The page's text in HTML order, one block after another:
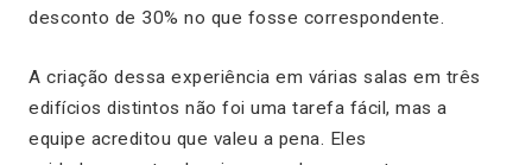
desconto de 30% no que fosse correspondente.
A criação dessa experiência em várias salas em três
edifícios distintos não foi uma tarefa fácil, mas a
equipe acreditou que valeu a pena. Eles